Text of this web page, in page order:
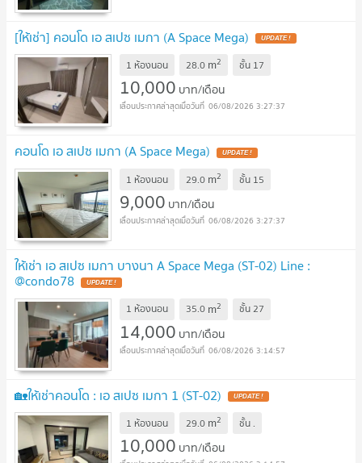
[ให้เช่า] คอนโด เอ สเปซ เมกา (A Space Mega)
1 ห้องนอน 28.0 m2 ชั้น 17
10,000 บาท/เดือน
06/08/2026 3:27:37
คอนโด เอ สเปซ เมกา (A Space Mega)
1 ห้องนอน 29.0 m2 ชั้น 15
9,000 บาท/เดือน
06/08/2026 3:27:37
ให้เช่า เอ สเปซ เมกา บางนา A Space Mega (ST-02) Line :
@condo78
1 ห้องนอน 35.0 m2 ชั้น27
14,000 บาท/เดือน
06/08/2026 3:14:57
🏡ให้เช่าคอนโด : เอ สเปซ เมกา 1 (ST-02)
1 ห้องนอน 29.0 m2 ชั้น.
10,000 บาท/เดือน